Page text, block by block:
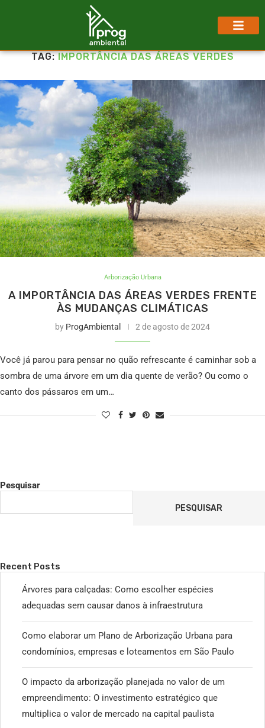
TAG:IMPORTÂNCIA DAS ÁREAS VERDES
Arborização Urbana
A IMPORTÂNCIA DAS ÁREAS VERDES FRENTE
ÀS MUDANÇAS CLIMÁTICAS
by ProgAmbiental 2 de agosto de 2024
Você já parou para pensar no quão refrescante é caminhar sob a
sombra de uma árvore em um dia quente de verão? Ou como o
canto dos pássaros em um…
Pesquisar
PESQUISAR
Recent Posts
Árvores para calçadas: Como escolher espécies
adequadas sem causar danos à infraestrutura
Como elaborar um Plano de Arborização Urbana para
condomínios, empresas e loteamentos em São Paulo
O impacto da arborização planejada no valor de um
empreendimento: O investimento estratégico que
multiplica o valor de mercado na capital paulista